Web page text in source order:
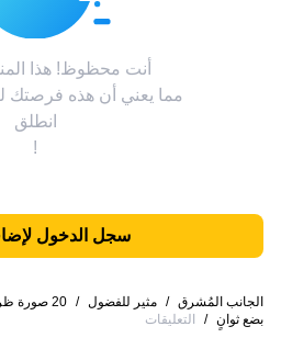
أنت محظوظ! هذا
مما يعني أن هذه فرصتك
انطلق
!
سجل الدخول
الجانب المُشرق / مثير للفضول /
20 صورة
بضع ثوانٍ / التعليقات